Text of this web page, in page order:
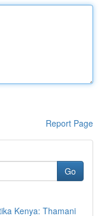
Report Page
Go
Kenya: Thamani